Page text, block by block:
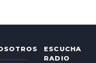
ESCUCHA
RADIO